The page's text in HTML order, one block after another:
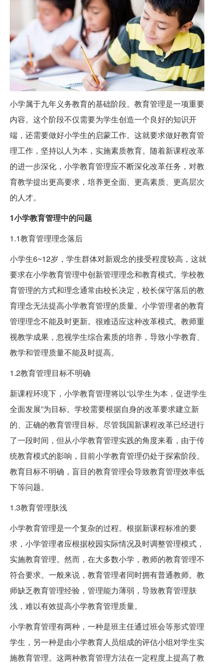
小学属于九年义务教育的基础阶段。教育管理是一项重要
内容。这个阶段不仅需要为学生创造一个良好的知识开
端，还需要做好小学生的启蒙工作。这就要求做好教育管
理工作，坚持以人为本，实施素质教育。随着新课程改革
的进一步深化，小学教育管理应不断深化改革任务，对教
育教学提出更高要求，培养更全面、更高素质、更高层次
的人才。
1小学教育管理中的问题
1.1教育管理理念落后
小学生6~12岁，学生群体对新观念的接受程度较高，这就
要求在小学教育管理中创新管理理念和教育模式。学校教
育管理的方式和理念通常由校长决定，校长保守落后的教
育理念无法提高小学教育管理的质量。小学管理者的教育
管理理念不能及时更新。很难适应这种改革模式。教师重
视教学成果，忽视学生综合素质的培养，导致小学教育、
教学和管理质量不能及时提高。
1.2教育管理目标不明确
新课程环境下，小学教育管理将以“以学生为本，促进学生
全面发展”为目标。学校需要根据自身的改革要求建立新
的、正确的教育管理目标。尽管我国新课程改革已经进行
了一段时间，但从小学教育管理实践的角度来看，由于传
统教育模式的影响，目前小学教育管理仍处于探索阶段。
教育目标不明确，盲目的教育管理会导致教育管理效率低
下等问题。
1.3教育管理肤浅
小学教育管理是一个复杂的过程。根据新课程标准的要
求，小学管理者应根据校园实际情况及时调整管理模式，
实施教育管理。然而，在大多数小学，教师的教育管理不
符合要求。一般来说，教育管理者同时拥有普通教师。教
师缺乏教育管理经验，管理能力薄弱，导致教育管理肤
浅，难以有效提高小学教育管理质量。
小学教育管理有两种，一种是班主任通过班会等形式管理
学生，另一种是由小学教育人员组成的评估小组对学生实
施教育管理。这两种教育管理方法在一定程度上提高了教